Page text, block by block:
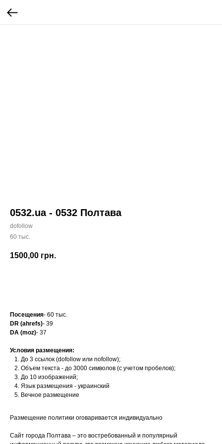
0532.ua - 0532 Полтава
dofollow
60 тыс.
1500,00 грн.
Посещения- 60 тыс.
DR (ahrefs)- 39
DA (moz)- 37
Условия размещения:
До 3 ссылок (dofollow или nofollow);
Объем текста - до 3000 символов (с учетом пробелов);
До 10 изображений;
Язык размещения - украинский
Вечное размещение
Размещение политики оговаривается индивидуально
Сайт города Полтава – это востребованный и популярный